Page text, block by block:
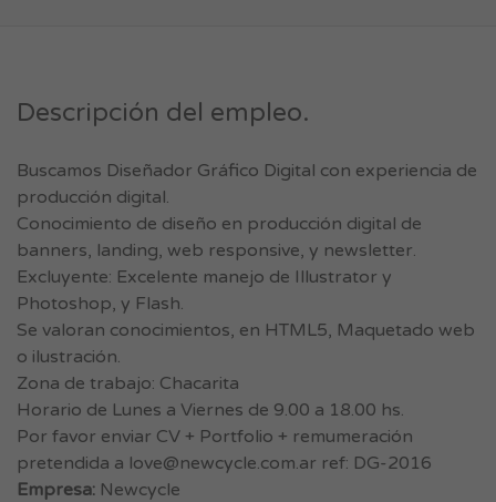
Descripción del empleo.
Buscamos Diseñador Gráfico Digital con experiencia de
producción digital.
Conocimiento de diseño en producción digital de
banners, landing, web responsive, y newsletter.
Excluyente: Excelente manejo de Illustrator y
Photoshop, y Flash.
Se valoran conocimientos, en HTML5, Maquetado web
o ilustración.
Zona de trabajo: Chacarita
Horario de Lunes a Viernes de 9.00 a 18.00 hs.
Por favor enviar CV + Portfolio + remumeración
pretendida a love@newcycle.com.ar ref: DG-2016
Empresa: Newcycle